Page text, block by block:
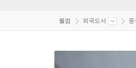
웰컴 외국도서 중